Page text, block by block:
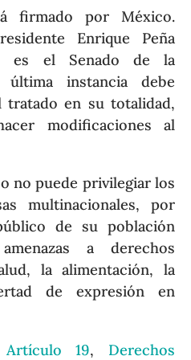
firmado por México.
Enrique Peña
es el Senado de la
instancia debe
tratado en su totalidad,
modificaciones al
no puede privilegiar los
multinacionales, por
de su población
a derechos
la alimentación, la
de expresión en
Artículo 19, Derechos